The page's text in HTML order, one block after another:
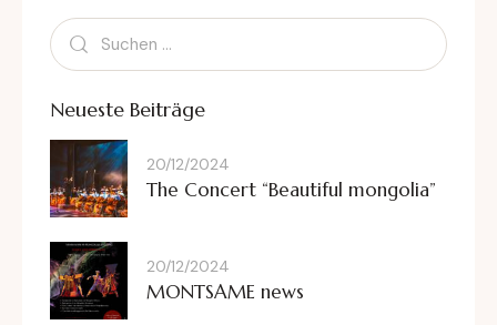
Neueste Beiträge
20/12/2024
The Concert “Beautiful mongolia”
20/12/2024
MONTSAME news